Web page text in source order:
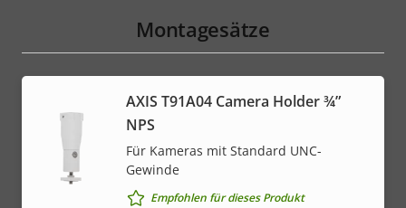
Montagesätze
AXIS T91A04 Camera Holder ¾”
NPS
Für Kameras mit Standard UNC-
Gewinde
Empfohlen für dieses Produkt